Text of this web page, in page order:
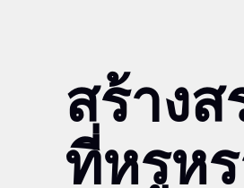
สร้าง
ที่หรูห